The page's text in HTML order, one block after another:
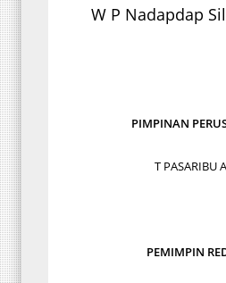
W P Nadapdap
PIMPINAN
T PASARIBU
PEMIMPIN